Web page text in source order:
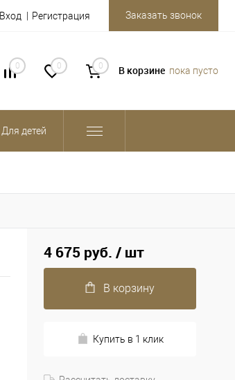
Вход Регистрация Заказать звонок
0 0 0 В корзине пока пусто
Для детей
4 675 руб. / шт
В корзину
Купить в 1 клик